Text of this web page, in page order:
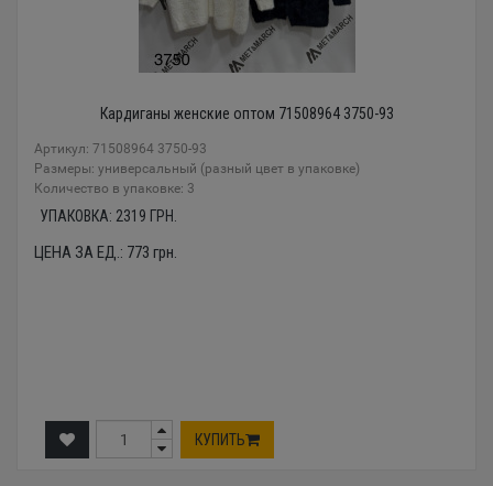
Кардиганы женские оптом 71508964 3750-93
Артикул: 71508964 3750-93
Размеры: универсальный (разный цвет в упаковке)
Количество в упаковке: 3
УПАКОВКА: 2319 ГРН.
ЦЕНА ЗА ЕД.: 773 грн.
КУПИТЬ